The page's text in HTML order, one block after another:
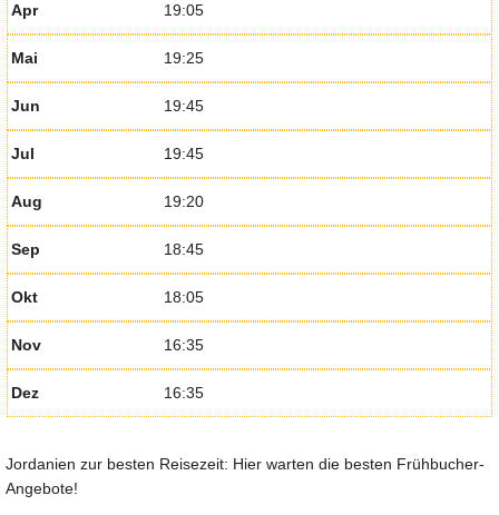
Apr 19:05
Mai 19:25
Jun 19:45
Jul 19:45
Aug 19:20
Sep 18:45
Okt 18:05
Nov 16:35
Dez 16:35
Jordanien zur besten Reisezeit: Hier warten die besten Frühbucher-
Angebote!